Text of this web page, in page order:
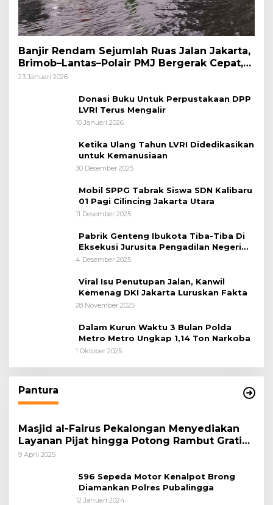
Banjir Rendam Sejumlah Ruas Jalan Jakarta,
Brimob–Lantas–Polair PMJ Bergerak Cepat,
Polri Siagakan 128.247 Personel Secara
23 Januari 2026
Donasi Buku Untuk Perpustakaan DPP
LVRI Terus Mengalir
10 Januari 2026
Ketika Ulang Tahun LVRI Didedikasikan
untuk Kemanusiaan
30 Desember 2025
Mobil SPPG Tabrak Siswa SDN Kalibaru
01 Pagi Cilincing Jakarta Utara
11 Desember 2025
Pabrik Genteng Ibukota Tiba-Tiba Di
Eksekusi Jurusita Pengadilan Negeri
Tangerang, Diduga Cacat Hukum Sejak
4 Desember 2025
Viral Isu Penutupan Jalan, Kanwil
Kemenag DKI Jakarta Luruskan Fakta
28 November 2025
Dalam Kurun Waktu 3 Bulan Polda
Metro Metro Ungkap 1,14 Ton Narkoba
1 Oktober 2025
Pantura
Masjid al-Fairus Pekalongan Menyediakan
Layanan Pijat hingga Potong Rambut Gratis
bagi Pemudik Lebaran 2025
9 April 2025
596 Sepeda Motor Kenalpot Brong
Diamankan Polres Pubalingga
12 Januari 2024